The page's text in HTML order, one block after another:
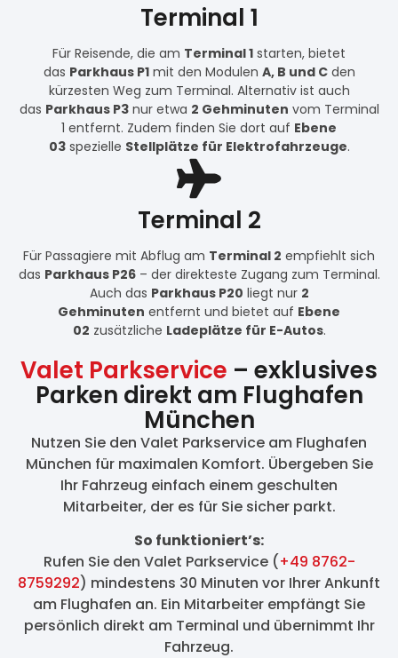
Terminal 1
Für Reisende, die am Terminal 1 starten, bietet
das Parkhaus P1mit den Modulen A, B und Cden
kürzesten Weg zum Terminal. Alternativ ist auch
das Parkhaus P3nur etwa 2 Gehminuten vom Terminal
1 entfernt. Zudem finden Sie dort auf Ebene
03spezielle Stellplätze für Elektrofahrzeuge.
Terminal 2
Für Passagiere mit Abflug am Terminal 2 empfiehlt sich
das Parkhaus P26– der direkteste Zugang zum Terminal.
Auch das Parkhaus P20 liegt nur 2
Gehminuten entfernt und bietet auf Ebene
02 zusätzliche Ladeplätze für E-Autos.
Valet Parkservice – exklusives
Parken direkt am Flughafen
München
Nutzen Sie den Valet Parkservice am Flughafen
München für maximalen Komfort. Übergeben Sie
Ihr Fahrzeug einfach einem geschulten
Mitarbeiter, der es für Sie sicher parkt.
So funktioniert’s:
Rufen Sie den Valet Parkservice (+49 8762-
8759292) mindestens 30 Minuten vor Ihrer Ankunft
am Flughafen an. Ein Mitarbeiter empfängt Sie
persönlich direkt am Terminal und übernimmt Ihr
Fahrzeug.